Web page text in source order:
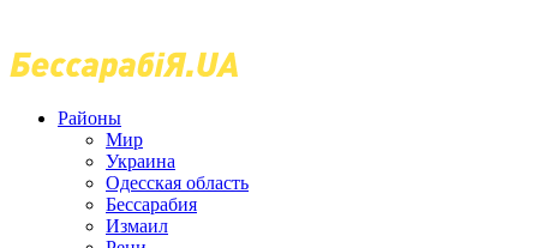
Районы
Мир
Украина
Одесская область
Бессарабия
Измаил